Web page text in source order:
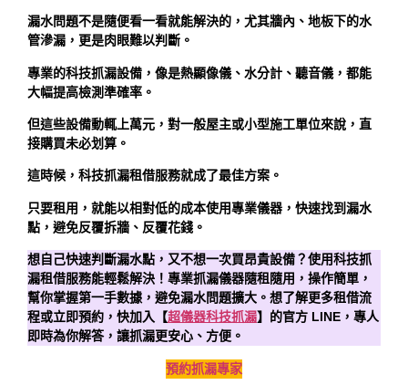
漏水問題不是隨便看一看就能解決的，尤其牆內、地板下的水
管滲漏，更是肉眼難以判斷。
專業的科技抓漏設備，像是熱顯像儀、水分計、聽音儀，都能
大幅提高檢測準確率。
但這些設備動輒上萬元，對一般屋主或小型施工單位來說，直
接購買未必划算。
這時候，科技抓漏租借服務就成了最佳方案。
只要租用，就能以相對低的成本使用專業儀器，快速找到漏水
點，避免反覆拆牆、反覆花錢。
想自己快速判斷漏水點，又不想一次買昂貴設備？使用科技抓
漏租借服務能輕鬆解決！專業抓漏儀器隨租隨用，操作簡單，
幫你掌握第一手數據，避免漏水問題擴大。想了解更多租借流
程或立即預約，快加入【超儀器科技抓漏】的官方 LINE，專人
即時為你解答，讓抓漏更安心、方便。
預約抓漏專家